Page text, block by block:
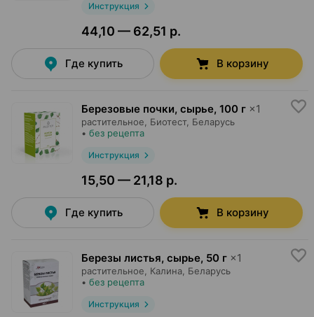
Инструкция
44,10 — 62,51 р.
Где купить В корзину
Березовые почки, сырье, 100 г ×1
растительное, Биотест, Беларусь
• без рецепта
Инструкция
15,50 — 21,18 р.
Где купить В корзину
Березы листья, сырье, 50 г ×1
растительное, Калина , Беларусь
• без рецепта
Инструкция